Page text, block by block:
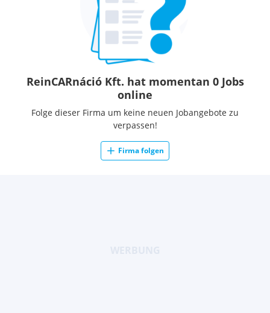
ReinCARnáció Kft. hat momentan 0 Jobs
online
Folge dieser Firma um keine neuen Jobangebote zu
verpassen!
Firma folgen